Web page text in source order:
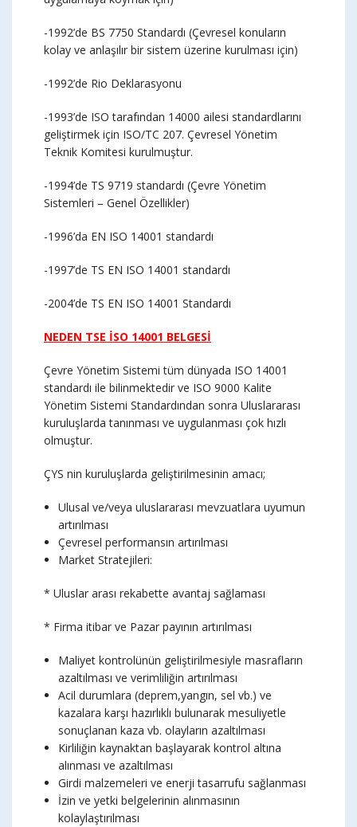
-1992’de BS 7750 Standardı (Çevresel konuların
kolay ve anlaşılır bir sistem üzerine kurulması için)
-1992’de Rio Deklarasyonu
-1993’de ISO tarafından 14000 ailesi standardlarını
geliştirmek için ISO/TC 207. Çevresel Yönetim
Teknik Komitesi kurulmuştur.
-1994’de TS 9719 standardı (Çevre Yönetim
Sistemleri – Genel Özellikler)
-1996’da EN ISO 14001 standardı
-1997’de TS EN ISO 14001 standardı
-2004’de TS EN ISO 14001 Standardı
NEDEN TSE İSO 14001 BELGESİ
Çevre Yönetim Sistemi tüm dünyada ISO 14001
standardı ile bilinmektedir ve ISO 9000 Kalite
Yönetim Sistemi Standardından sonra Uluslararası
kuruluşlarda tanınması ve uygulanması çok hızlı
olmuştur.
ÇYS nin kuruluşlarda geliştirilmesinin amacı;
Ulusal ve/veya uluslararası mevzuatlara uyumun
artırılması
Çevresel performansın artırılması
Market Stratejileri:
* Uluslar arası rekabette avantaj sağlaması
* Firma itibar ve Pazar payının artırılması
Maliyet kontrolünün geliştirilmesiyle masrafların
azaltılması ve verimliliğin artırılması
Acil durumlara (deprem,yangın, sel vb.) ve
kazalara karşı hazırlıklı bulunarak mesuliyetle
sonuçlanan kaza vb. olayların azaltılması
Kirliliğin kaynaktan başlayarak kontrol altına
alınması ve azaltılması
Girdi malzemeleri ve enerji tasarrufu sağlanması
İzin ve yetki belgelerinin alınmasının
kolaylaştırılması